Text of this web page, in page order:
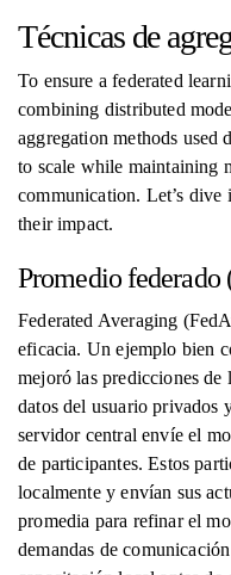
Técnicas de
To ensure a federated
combining distributed
aggregation methods used
to scale while maintaining
communication. Let’s dive
their impact.
Promedio federado
Federated Averaging
eficacia. Un ejemplo bien
mejoró las predicciones de
datos del usuario privados
servidor central envíe el
de participantes. Estos
localmente y envían sus
promedia para refinar el
demandas de